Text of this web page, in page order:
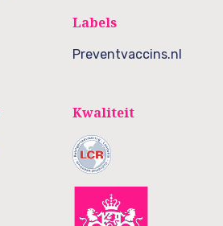
Labels
Preventvaccins.nl
Kwaliteit